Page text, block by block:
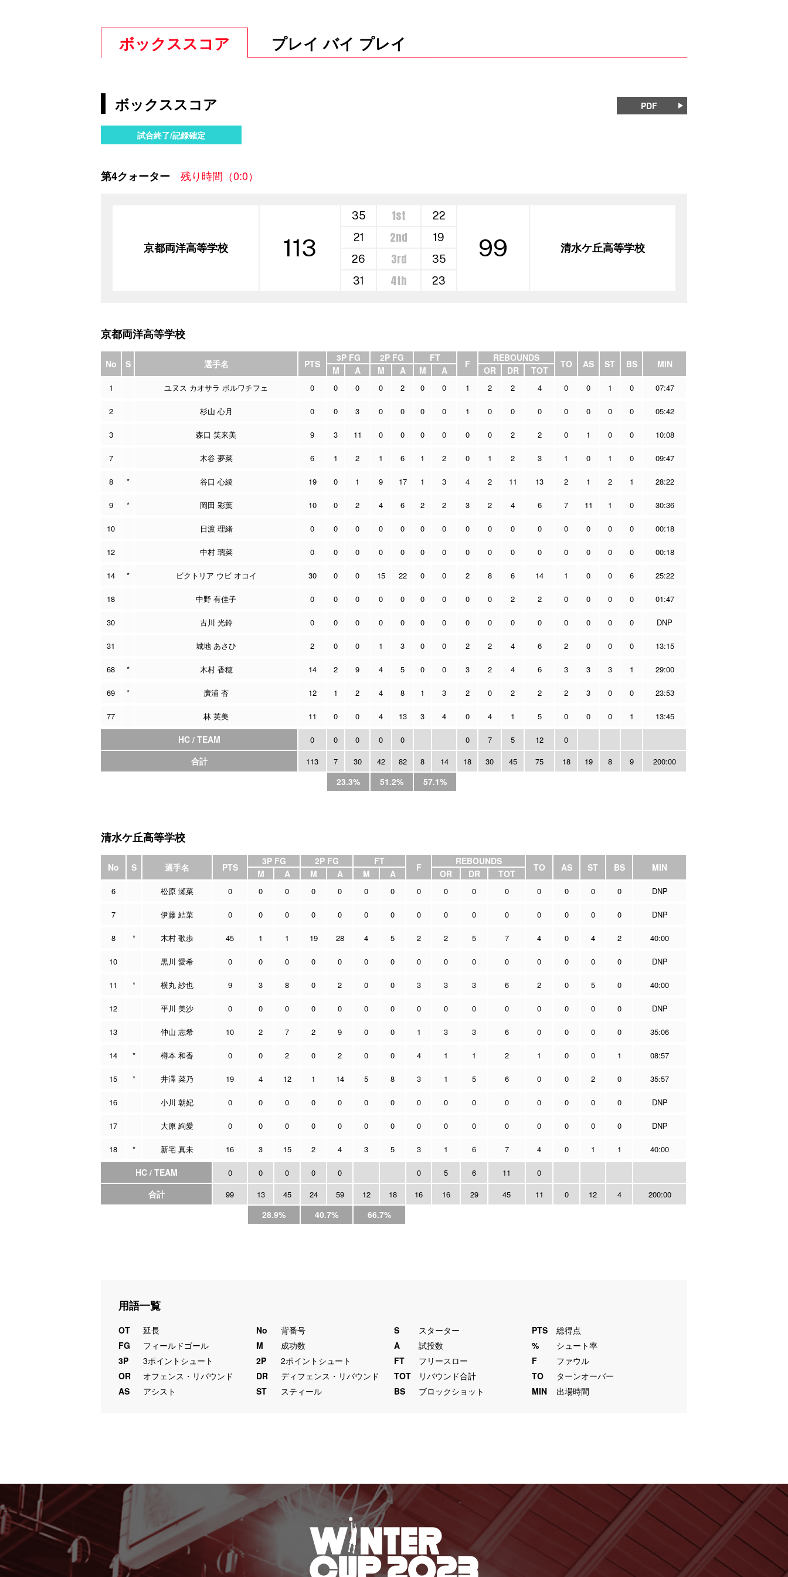
ボックススコア プレイ バイ プレイ
ボックススコア PDF
試合終了/記録確定
第4クォーター 残り時間（0:0）
京都両洋高等学校 113
35 1st 22
99 清水ケ丘高等学校
21 2nd
19
26
3rd
35
31
4th 23
京都両洋高等学校
No S 選手名 PTS
3P FG 2P FG FT
F
REBOUNDS
TO AS ST BS MIN
M A M A M A OR DR TOT
1 ユヌス カオサラ ボルワチフェ 0 0 0 0 2 0 0 1 2 2 4 0 0 1 0 07:47
2 杉山 心月 0 0 3 0 0 0 0 1 0 0 0 0 0 0 0 05:42
3 森口 笑来美 9 3 11 0 0 0 0 0 0 2 2 0 1 0 0 10:08
7 木谷 夢菜 6 1 2 1 6 1 2 0 1 2 3 1 0 1 0 09:47
8 * 谷口 心綾 19 0 1 9 17 1 3 4 2 11 13 2 1 2 1 28:22
9 * 岡田 彩葉 10 0 2 4 6 2 2 3 2 4 6 7 11 1 0 30:36
10 日渡 理緒 0 0 0 0 0 0 0 0 0 0 0 0 0 0 0 00:18
12 中村 璃菜 0 0 0 0 0 0 0 0 0 0 0 0 0 0 0 00:18
14 * ビクトリア ウビ オコイ 30 0 0 15 22 0 0 2 8 6 14 1 0 0 6 25:22
18 中野 有佳子 0 0 0 0 0 0 0 0 0 2 2 0 0 0 0 01:47
30 古川 光鈴 0 0 0 0 0 0 0 0 0 0 0 0 0 0 0 DNP
31 城地 あさひ 2 0 0 1 3 0 0 2 2 4 6 2 0 0 0 13:15
68 * 木村 香穂 14 2 9 4 5 0 0 3 2 4 6 3 3 3 1 29:00
69 * 廣浦 杏 12 1 2 4 8 1 3 2 0 2 2 2 3 0 0 23:53
77 林 英美 11 0 0 4 13 3 4 0 4 1 5 0 0 0 1 13:45
HC / TEAM 0 0 0 0 0 0 7 5 12 0
合計 113 7 30 42 82 8 14 18 30 45 75 18 19 8 9 200:00
23.3% 51.2% 57.1%
清水ケ丘高等学校
No S 選手名 PTS
3P FG 2P FG FT
F
REBOUNDS
TO AS ST BS MIN
M A M A M A OR DR TOT
6 松原 瀬菜 0 0 0 0 0 0 0 0 0 0 0 0 0 0 0 DNP
7 伊藤 結菜 0 0 0 0 0 0 0 0 0 0 0 0 0 0 0 DNP
8 * 木村 歌歩 45 1 1 19 28 4 5 2 2 5 7 4 0 4 2 40:00
10 黒川 愛希 0 0 0 0 0 0 0 0 0 0 0 0 0 0 0 DNP
11 * 横丸 紗也 9 3 8 0 2 0 0 3 3 3 6 2 0 5 0 40:00
12 平川 美沙 0 0 0 0 0 0 0 0 0 0 0 0 0 0 0 DNP
13 仲山 志希 10 2 7 2 9 0 0 1 3 3 6 0 0 0 0 35:06
14 * 樽本 和香 0 0 2 0 2 0 0 4 1 1 2 1 0 0 1 08:57
15 * 井澤 菜乃 19 4 12 1 14 5 8 3 1 5 6 0 0 2 0 35:57
16 小川 朝妃 0 0 0 0 0 0 0 0 0 0 0 0 0 0 0 DNP
17 大原 絢愛 0 0 0 0 0 0 0 0 0 0 0 0 0 0 0 DNP
18 * 新宅 真未 16 3 15 2 4 3 5 3 1 6 7 4 0 1 1 40:00
HC / TEAM 0 0 0 0 0 0 5 6 11 0
合計 99 13 45 24 59 12 18 16 16 29 45 11 0 12 4 200:00
28.9% 40.7% 66.7%
用語一覧
OT 延長 No 背番号 S スターター PTS
総得点
FG
フィールドゴール M 成功数 A 試投数 %
シュート率
3P
3ポイントシュート 2P 2ポイントシュート FT フリースロー F
ファウル
OR
オフェンス・リバウンド DR ディフェンス・リバウンド TOT リバウンド合計 TO
ターンオーバー
AS
アシスト ST スティール BS ブロックショット MIN 出場時間